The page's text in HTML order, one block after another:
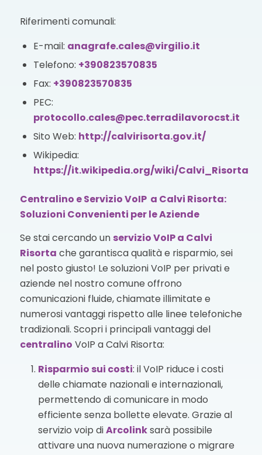
Riferimenti comunali:
E-mail: anagrafe.cales@virgilio.it
Telefono: +390823570835
Fax: +390823570835
PEC:
protocollo.cales@pec.terradilavorocst.it
Sito Web: http://calvirisorta.gov.it/
Wikipedia:
https://it.wikipedia.org/wiki/Calvi_Risorta
Centralino e Servizio VoIP a Calvi Risorta:
Soluzioni Convenienti per le Aziende
Se stai cercando un servizio VoIPa Calvi
Risorta che garantisca qualità e risparmio, sei
nel posto giusto! Le soluzioni VoIP per privati e
aziende nel nostro comune offrono
comunicazioni fluide, chiamate illimitate e
numerosi vantaggi rispetto alle linee telefoniche
tradizionali. Scopri i principali vantaggi del
centralino VoIP a Calvi Risorta:
Risparmio sui costi: il VoIP riduce i costi
delle chiamate nazionali e internazionali,
permettendo di comunicare in modo
efficiente senza bollette elevate. Grazie al
servizio voip diArcolinksarà possibile
attivare una nuova numerazione o migrare